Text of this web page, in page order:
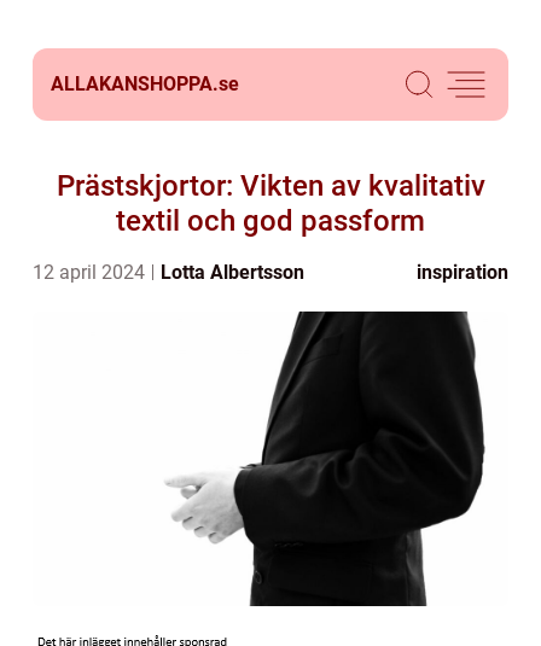
ALLAKANSHOPPA.se
Prästskjortor: Vikten av kvalitativ
textil och god passform
12 april 2024 Lotta Albertsson inspiration